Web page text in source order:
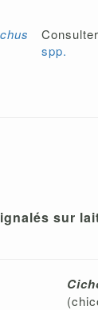
spp.
sur